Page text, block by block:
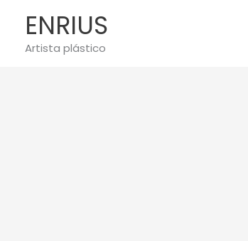
contenidoENRIUS
Artista plástico